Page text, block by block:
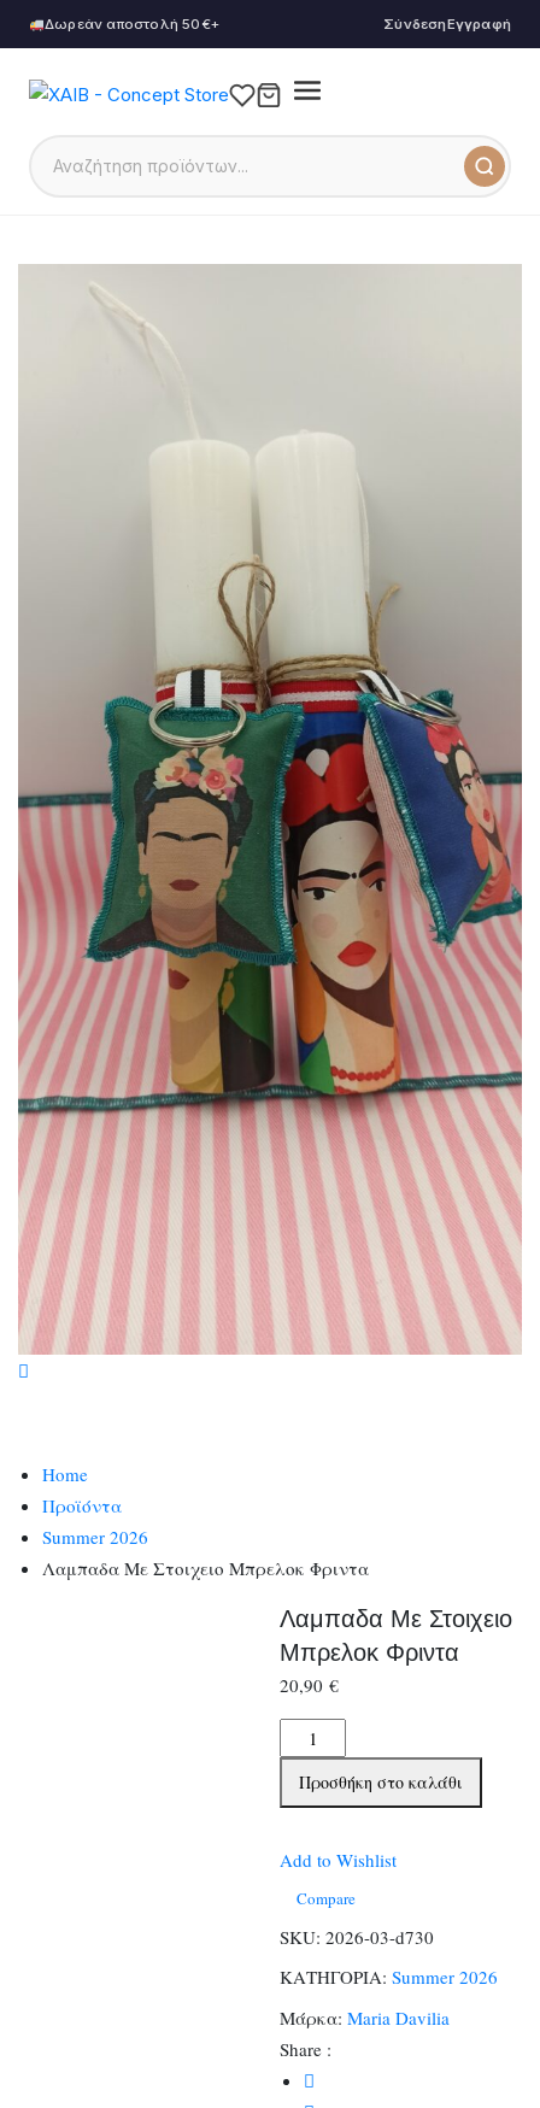
Δωρεάν αποστολή 50€+ ΣύνδεσηΕγγραφή
Home
Προϊόντα
Summer 2026
Λαμπαδα Με Στοιχειο Μπρελοκ Φριντα
Λαμπαδα Με Στοιχειο
Μπρελοκ Φριντα
20,90€
Λαμπαδα
Με
Στοιχειο
Φριντα
ποσότητα
Προσθήκη στο καλάθι
Add to Wishlist
Compare
SKU: 2026-03-d730
ΚΑΤΗΓΟΡΙΑ: Summer 2026
Μάρκα:Maria Davilia
Share :